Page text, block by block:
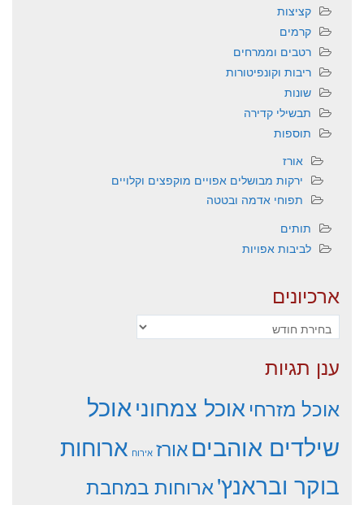
קציצות
קרמים
רטבים וממרחים
ריבות וקונפיטורות
שונות
תבשילי קדירה
תוספות
אורז
ירקות מבושלים אפויים מוקפצים וקלויים
תפוחי אדמה ובטטה
תותים
לביבות אפויות
ארכיונים
ארכיונים
ענן תגיות
אוכל מזרחיאוכל צמחוניאוכל
שילדים אוהביםאורז אירוח ארוחות
בוקר ובראנץ'ארוחות במחבת